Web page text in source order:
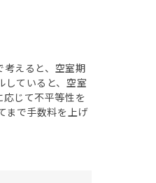
考えると、空室期
していると、空室
じて不平等性を
まで手数料を上げ